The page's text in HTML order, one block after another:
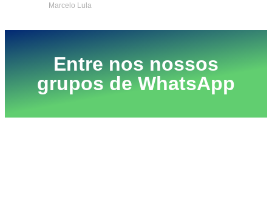
Marcelo Lula
Entre nos nossos
grupos de WhatsApp